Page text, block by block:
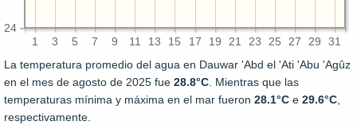
1 3 5 7 9 11 13 15 17 19 21 23 25 27 29 31
24
La temperatura promedio del agua en Dauwar 'Abd el 'Ati 'Abu 'Agûz
en el mes de agosto de 2025 fue 28.8°C. Mientras que las
temperaturas mínima y máxima en el mar fueron 28.1°C e 29.6°C,
respectivamente.